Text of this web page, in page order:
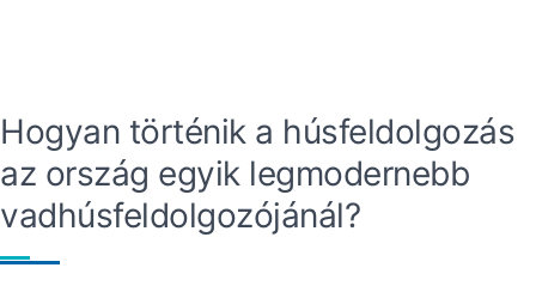
Hogyan történik a húsfeldolgozás
az ország egyik legmodernebb
vadhúsfeldolgozójánál?